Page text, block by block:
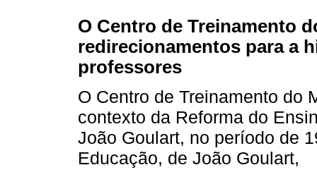
O Centro de Treinamento
redirecionamentos para a
professores
O Centro de Treinamento do
contexto da Reforma do
João Goulart, no período de
Educação, de João Goulart,